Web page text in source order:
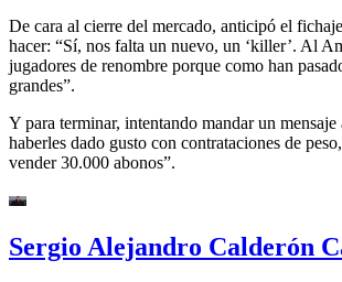
De cara al cierre del mercado, anticipó el
hacer: “Sí, nos falta un nuevo, un ‘killer’. Al
jugadores de renombre porque como han
grandes”.
Y para terminar, intentando mandar un
haberles dado gusto con contrataciones de
vender 30.000 abonos”.
Sergio Alejandro Calderón